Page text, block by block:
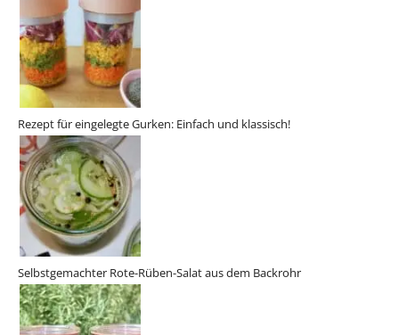
Rezept für eingelegte Gurken: Einfach und klassisch!
Selbstgemachter Rote-Rüben-Salat aus dem Backrohr